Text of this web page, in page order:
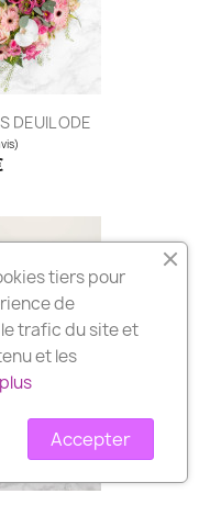
(4
DEUIL ODE
tiers pour
de
trafic du site et
et les
Accepter